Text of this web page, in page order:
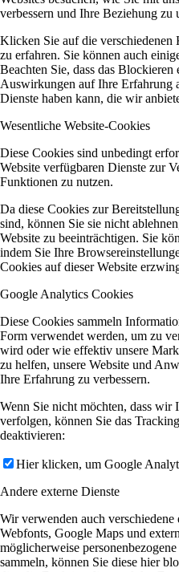
verbessern und Ihre Beziehung zu
Klicken Sie auf die verschiedenen
zu erfahren. Sie können auch
Beachten Sie, dass das
Auswirkungen auf Ihre Erfahrung
Dienste haben kann, die wir
Wesentliche Website-Cookies
Diese Cookies sind unbedingt
Website verfügbaren Dienste zur
Funktionen zu nutzen.
Da diese Cookies zur
sind, können Sie sie nicht
Website zu beeinträchtigen. Sie
indem Sie Ihre
Cookies auf dieser Website
Google Analytics Cookies
Diese Cookies sammeln
Form verwendet werden, um zu
wird oder wie effektiv unsere
zu helfen, unsere Website und
Ihre Erfahrung zu verbessern.
Wenn Sie nicht möchten, dass wir
verfolgen, können Sie das
deaktivieren:
Hier klicken, um Google
Andere externe Dienste
Wir verwenden auch
Webfonts, Google Maps und
möglicherweise
sammeln, können Sie diese hier